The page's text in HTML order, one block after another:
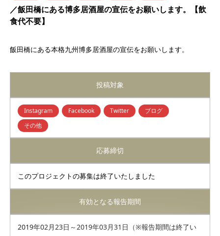
／飯田橋にある博多居酒屋の宣伝をお願いします。【飲
食代不要】
飯田橋にある本格九州博多居酒屋の宣伝をお願いします。
投稿対象
Instagram Facebook Twitter
ブログ
その他
応募締切
このプロジェクトの募集は終了いたしました
有効となる報告期間
2019年02月23日～2019年03月31日（※報告期間は終了い